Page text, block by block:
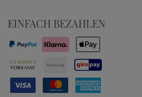
EINFACH BEZAHLEN